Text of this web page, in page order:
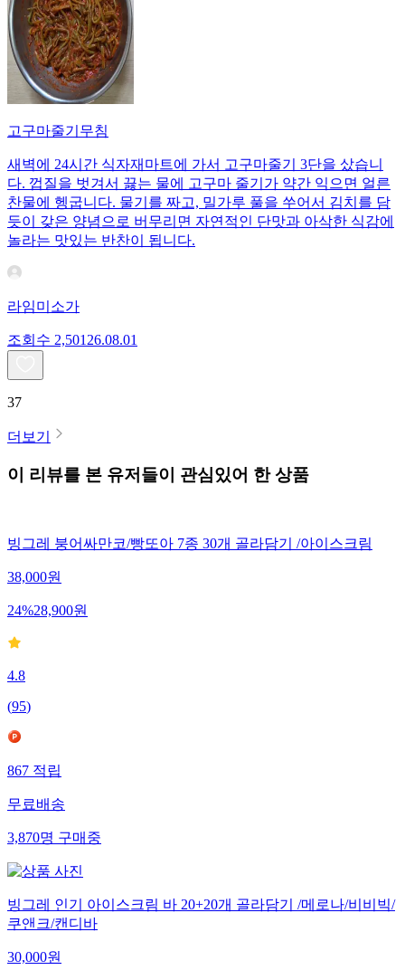
고구마줄기무침
새벽에 24시간 식자재마트에 가서 고구마줄기 3단을 샀습니
다. 껍질을 벗겨서 끓는 물에 고구마 줄기가 약간 익으면 얼른
찬물에 헹굽니다. 물기를 짜고, 밀가루 풀을 쑤어서 김치를 담
듯이 갖은 양념으로 버무리면 자연적인 단맛과 아삭한 식감에
놀라는 맛있는 반찬이 됩니다.
라임미소가
조회수 2,501 26.08.01
37
더보기
이 리뷰를 본 유저들이 관심있어 한 상품
빙그레 붕어싸만코/빵또아 7종 30개 골라담기 /아이스크림
38,000원
24%28,900원
4.8
(95)
867 적립
무료배송
3,870명 구매중
빙그레 인기 아이스크림 바 20+20개 골라담기 /메로나/비비빅/
쿠앤크/캔디바
30,000원